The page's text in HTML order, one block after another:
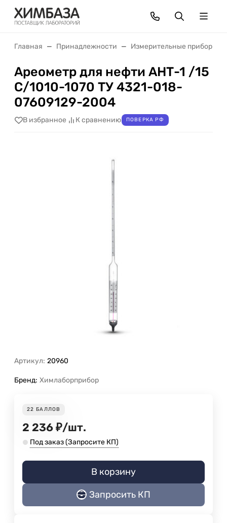
Главная Принадлежности Измерительные приборы
Ареометр для нефти АНТ-1 /15
С/1010-1070 ТУ 4321-018-
07609129-2004
В избранное К сравнению ПОВЕРКА РФ
Артикул: 20960
Бренд: Химлаборприбор
22 БАЛЛОВ
2 236 ₽/шт.
Под заказ (Запросите КП)
В корзину
Запросить КП